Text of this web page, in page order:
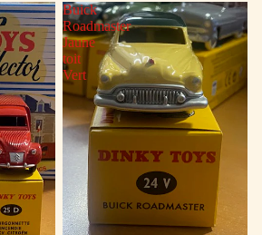
Buick
Roadmaster
Jaune
toit
Vert